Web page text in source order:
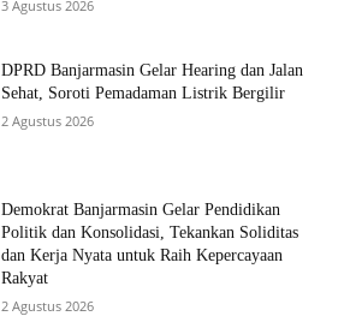
3 Agustus 2026
DPRD Banjarmasin Gelar Hearing dan Jalan
Sehat, Soroti Pemadaman Listrik Bergilir
2 Agustus 2026
Demokrat Banjarmasin Gelar Pendidikan
Politik dan Konsolidasi, Tekankan Soliditas
dan Kerja Nyata untuk Raih Kepercayaan
Rakyat
2 Agustus 2026